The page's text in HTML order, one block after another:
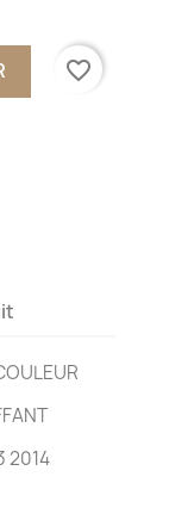
favorite_border
2014